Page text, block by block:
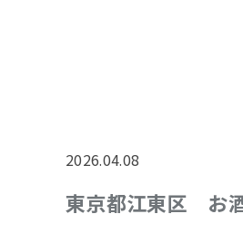
2026.04.08
東京都江東区 お